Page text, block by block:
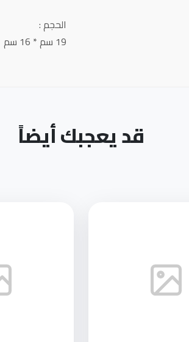
الحجم :
19 سم * 16 سم
قد يعجبك أيضاً